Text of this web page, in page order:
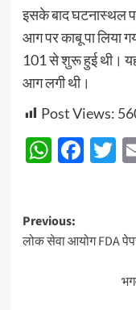
इसके बाद घटनास्थल
आग पर काबू पा लिया
101 से शुरू हुई थी।
आग लगी थी।
Post Views:
Post
navigation
Previous:
लोक सेवा आयोग FDA